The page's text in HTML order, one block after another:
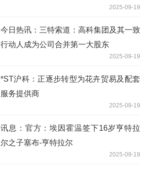
2025-09-19
今日热讯：三特索道：高科集团及其一致
行动人成为公司合并第一大股东
2025-09-19
*ST沪科：正逐步转型为花卉贸易及配套
服务提供商
2025-09-19
讯息：官方：埃因霍温签下16岁亨特拉
尔之子塞布-亨特拉尔
2025-09-19